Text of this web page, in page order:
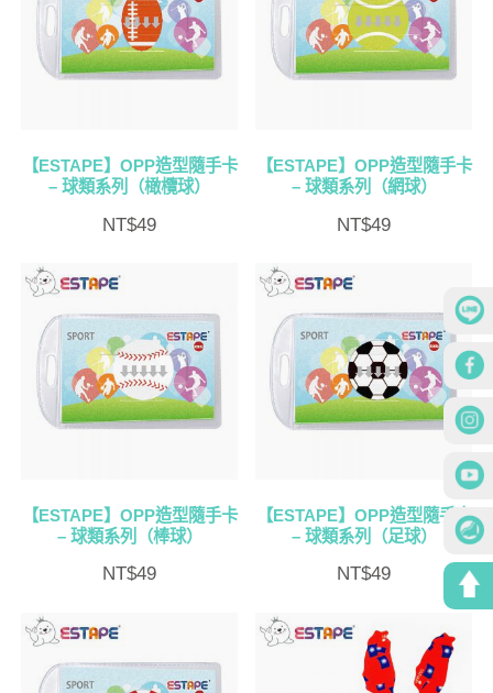
【ESTAPE】OPP造型隨手卡
– 球類系列（橄欖球）
NT$49
【ESTAPE】OPP造型隨手卡
– 球類系列（網球）
NT$49
【ESTAPE】OPP造型隨手卡
– 球類系列（棒球）
NT$49
【ESTAPE】OPP造型隨手卡
– 球類系列（足球）
NT$49